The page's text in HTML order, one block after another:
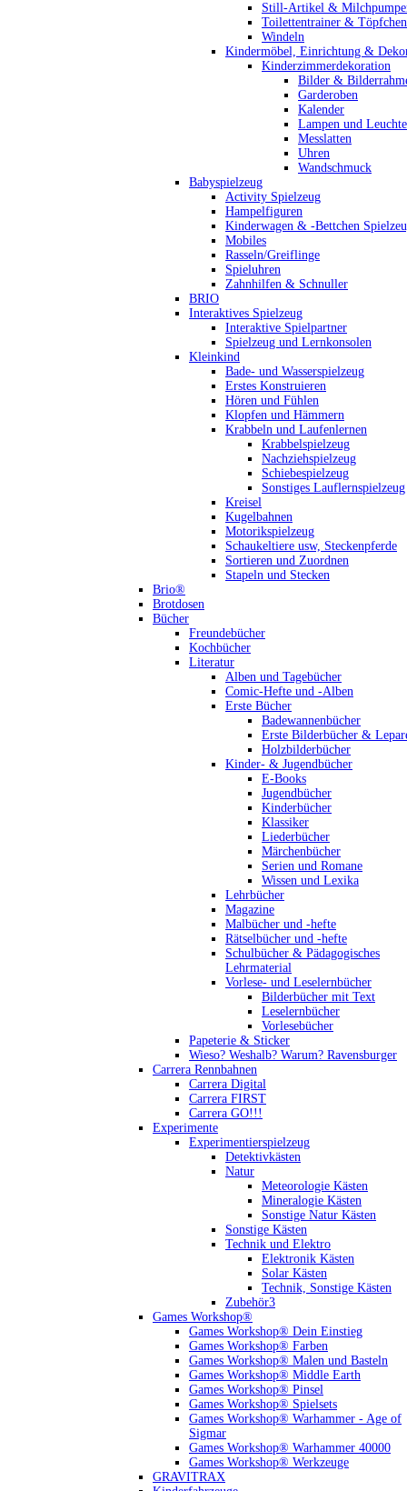
Still-Artikel &
Toilettentrainer & Töpfchen
Windeln
Kindermöbel, Einrichtung &
Kinderzimmerdekoration
Bilder &
Garderoben
Kalender
Lampen und
Messlatten
Uhren
Wandschmuck
Babyspielzeug
Activity Spielzeug
Hampelfiguren
Kinderwagen & -Bettchen
Mobiles
Rasseln/Greiflinge
Spieluhren
Zahnhilfen & Schnuller
BRIO
Interaktives Spielzeug
Interaktive Spielpartner
Spielzeug und Lernkonsolen
Kleinkind
Bade- und Wasserspielzeug
Erstes Konstruieren
Hören und Fühlen
Klopfen und Hämmern
Krabbeln und Laufenlernen
Krabbelspielzeug
Nachziehspielzeug
Schiebespielzeug
Sonstiges Lauflernspielzeug
Kreisel
Kugelbahnen
Motorikspielzeug
Schaukeltiere usw, Steckenpferde
Sortieren und Zuordnen
Stapeln und Stecken
Brio®
Brotdosen
Bücher
Freundebücher
Kochbücher
Literatur
Alben und Tagebücher
Comic-Hefte und -Alben
Erste Bücher
Badewannenbücher
Erste Bilderbücher &
Holzbilderbücher
Kinder- & Jugendbücher
E-Books
Jugendbücher
Kinderbücher
Klassiker
Liederbücher
Märchenbücher
Serien und Romane
Wissen und Lexika
Lehrbücher
Magazine
Malbücher und -hefte
Rätselbücher und -hefte
Schulbücher & Pädagogisches
Lehrmaterial
Vorlese- und Leselernbücher
Bilderbücher mit Text
Leselernbücher
Vorlesebücher
Papeterie & Sticker
Wieso? Weshalb? Warum? Ravensburger
Carrera Rennbahnen
Carrera Digital
Carrera FIRST
Carrera GO!!!
Experimente
Experimentierspielzeug
Detektivkästen
Natur
Meteorologie Kästen
Mineralogie Kästen
Sonstige Natur Kästen
Sonstige Kästen
Technik und Elektro
Elektronik Kästen
Solar Kästen
Technik, Sonstige Kästen
Zubehör3
Games Workshop®
Games Workshop® Dein Einstieg
Games Workshop® Farben
Games Workshop® Malen und Basteln
Games Workshop® Middle Earth
Games Workshop® Pinsel
Games Workshop® Spielsets
Games Workshop® Warhammer - Age of
Sigmar
Games Workshop® Warhammer 40000
Games Workshop® Werkzeuge
GRAVITRAX